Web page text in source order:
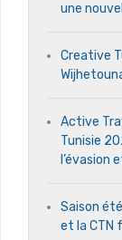
une
Creative
Active
Tunisie
l’évasion
Saison
et la CTN